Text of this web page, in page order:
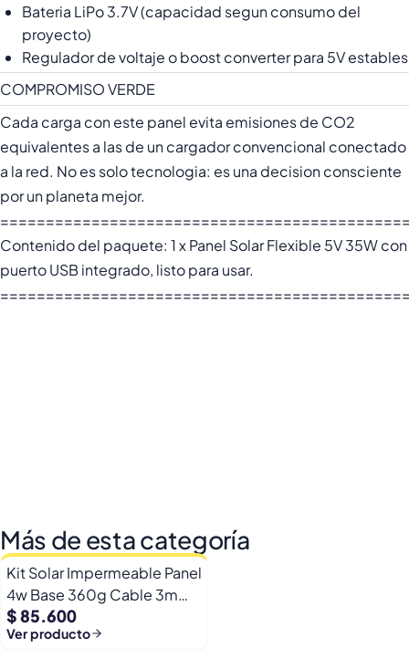
Bateria LiPo 3.7V (capacidad segun consumo del
proyecto)
Regulador de voltaje o boost converter para 5V estables
COMPROMISO VERDE
Cada carga con este panel evita emisiones de CO2
equivalentes a las de un cargador convencional conectado
a la red. No es solo tecnologia: es una decision consciente
por un planeta mejor.
Contenido del paquete: 1 x Panel Solar Flexible 5V 35W con
puerto USB integrado, listo para usar.
Más de esta categoría
Kit Solar Impermeable Panel
4w Base 360g Cable 3m
Placa Iot
$ 85.600
Ver producto